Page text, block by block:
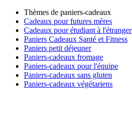
Thèmes de paniers-cadeaux
Cadeaux pour futures mères
Cadeaux pour étudiant à l'étranger
Paniers Cadeaux Santé et Fitness
Paniers petit déjeuner
Paniers-cadeaux fromage
Paniers-cadeaux pour l'équipe
Paniers-cadeaux sans gluten
Paniers-cadeaux végétariens